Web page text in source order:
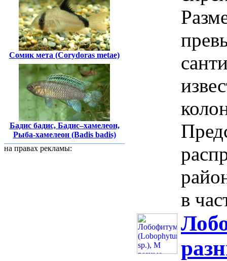
Сомик мета (Corydoras metae)
Бадис бадис, Бадис–хамелеон,
Рыба-хамелеон (Badis badis)
на правах рекламы:
в